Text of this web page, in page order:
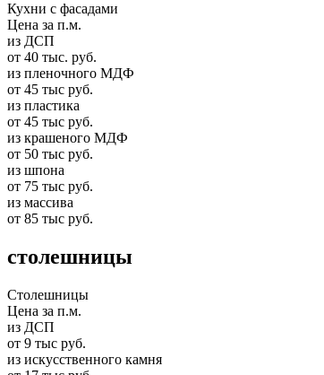
Кухни с фасадами
Цена за п.м.
из ДСП
от 40 тыс. руб.
из пленочного МДФ
от 45 тыс руб.
из пластика
от 45 тыс руб.
из крашеного МДФ
от 50 тыс руб.
из шпона
от 75 тыс руб.
из массива
от 85 тыс руб.
столешницы
Столешницы
Цена за п.м.
из ДСП
от 9 тыс руб.
из искусственного камня